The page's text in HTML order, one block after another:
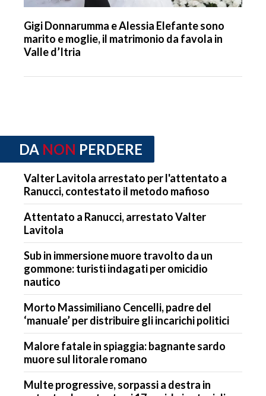
Gigi Donnarumma e Alessia Elefante sono
marito e moglie, il matrimonio da favola in
Valle d’Itria
DA NON PERDERE
Valter Lavitola arrestato per l'attentato a
Ranucci, contestato il metodo mafioso
Attentato a Ranucci, arrestato Valter
Lavitola
Sub in immersione muore travolto da un
gommone: turisti indagati per omicidio
nautico
Morto Massimiliano Cencelli, padre del
‘manuale’ per distribuire gli incarichi politici
Malore fatale in spiaggia: bagnante sardo
muore sul litorale romano
Multe progressive, sorpassi a destra in